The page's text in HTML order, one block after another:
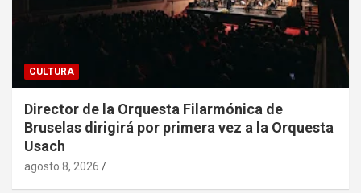
CULTURA
Director de la Orquesta Filarmónica de
Bruselas dirigirá por primera vez a la Orquesta
Usach
agosto 8, 2026